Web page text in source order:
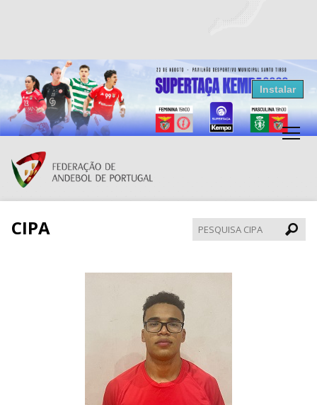
Resultados Andebol
Federação de Andebol de Portugal
Grátis - Disponivel na Play Store
Instalar
CIPA
CIPA